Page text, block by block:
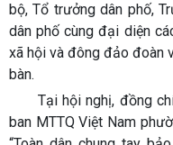
bộ, Tổ trưởng dân phố,
dân phố cùng đại diện
xã hội và đông đảo đoàn
bàn.
Tại hội nghị, đồng chí
ban MTTQ Việt Nam